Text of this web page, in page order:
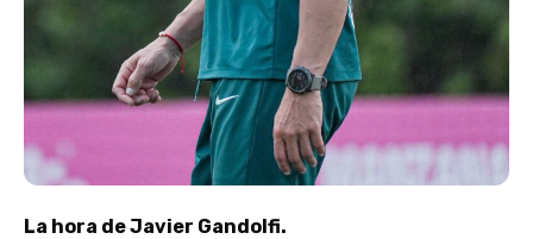
La hora de Javier Gandolfi.